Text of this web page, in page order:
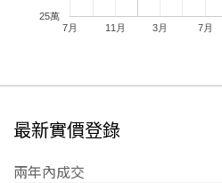
7月 11月 3月 7月
25萬
最新實價登錄
兩年內成交